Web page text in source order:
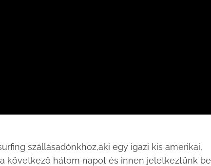
szállásadónkhoz,aki egy igazi kis amerikai,
következő hátom napot és innen jeletkeztünk be